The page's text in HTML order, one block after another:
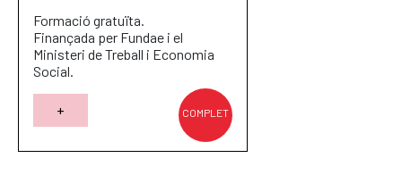
Formació gratuïta.
Finançada per Fundae i el
Ministeri de Treball i Economia
Social.
COMPLET
+